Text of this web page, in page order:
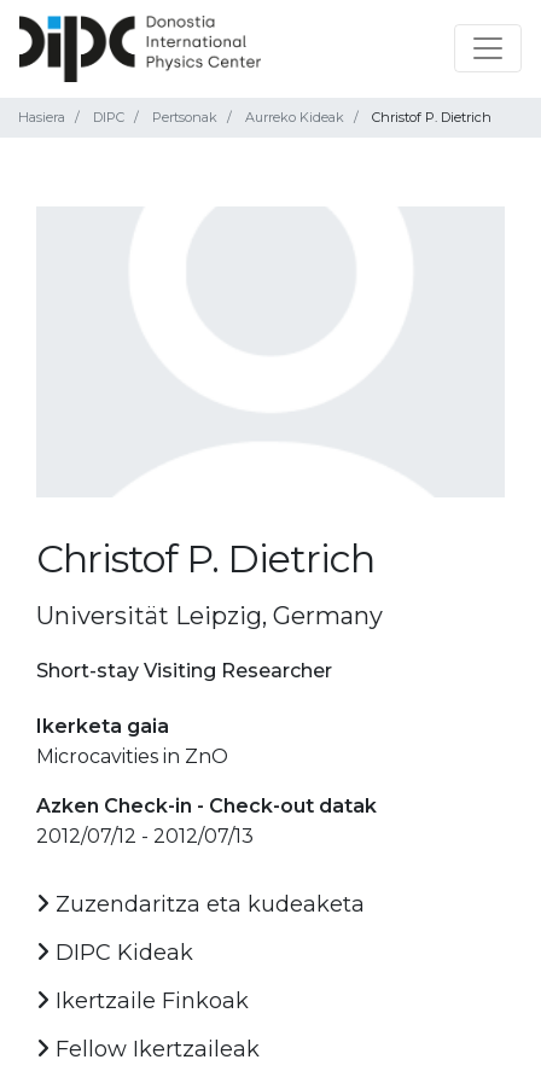
Hasiera DIPC Pertsonak Aurreko Kideak Christof P. Dietrich
Christof P. Dietrich
Universität Leipzig, Germany
Short-stay Visiting Researcher
Ikerketa gaia
Microcavities in ZnO
Azken Check-in - Check-out datak
2012/07/12 - 2012/07/13
Zuzendaritza eta kudeaketa
DIPC Kideak
Ikertzaile Finkoak
Fellow Ikertzaileak